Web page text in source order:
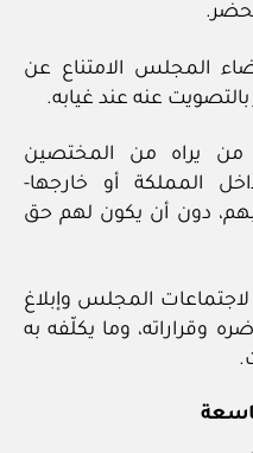
المجلس الامتناع عن
عنه عند غيابه.
يراه من المختصين
المملكة أو خارجها-
بهم، دون أن يكون لهم حق
لاجتماعات المجلس وإبلاغ
وقراراته، وما يكلّفه به